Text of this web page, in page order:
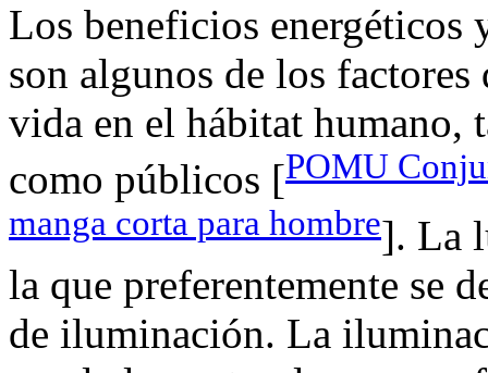
Los beneficios
son algunos de los
vida en el hábitat humano,
como públicos [POMU
manga corta para hombre]. La
la que preferentemente se
de iluminación. La